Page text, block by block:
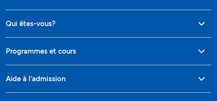
Qui êtes-vous?
Programmes et cours
Aide à l'admission